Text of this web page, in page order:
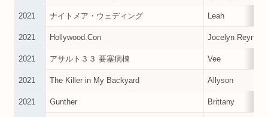
2021 ナイトメア・ウェディング Leah
2021 Hollywood.Con Jocelyn
2021 アサルト３３ 要塞病棟 Vee
2021 The Killer in My Backyard Allyson
2021 Gunther Brittany